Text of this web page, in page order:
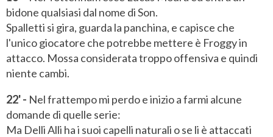
bidone qualsiasi dal nome di Son.
Spalletti si gira, guarda la panchina, e capisce che
l'unico giocatore che potrebbe mettere è Froggy in
attacco. Mossa considerata troppo offensiva e quindi
niente cambi.
22' - Nel frattempo mi perdo e inizio a farmi alcune
domande di quelle serie:
Ma Delli Alli ha i suoi capelli naturali o se li è attaccati